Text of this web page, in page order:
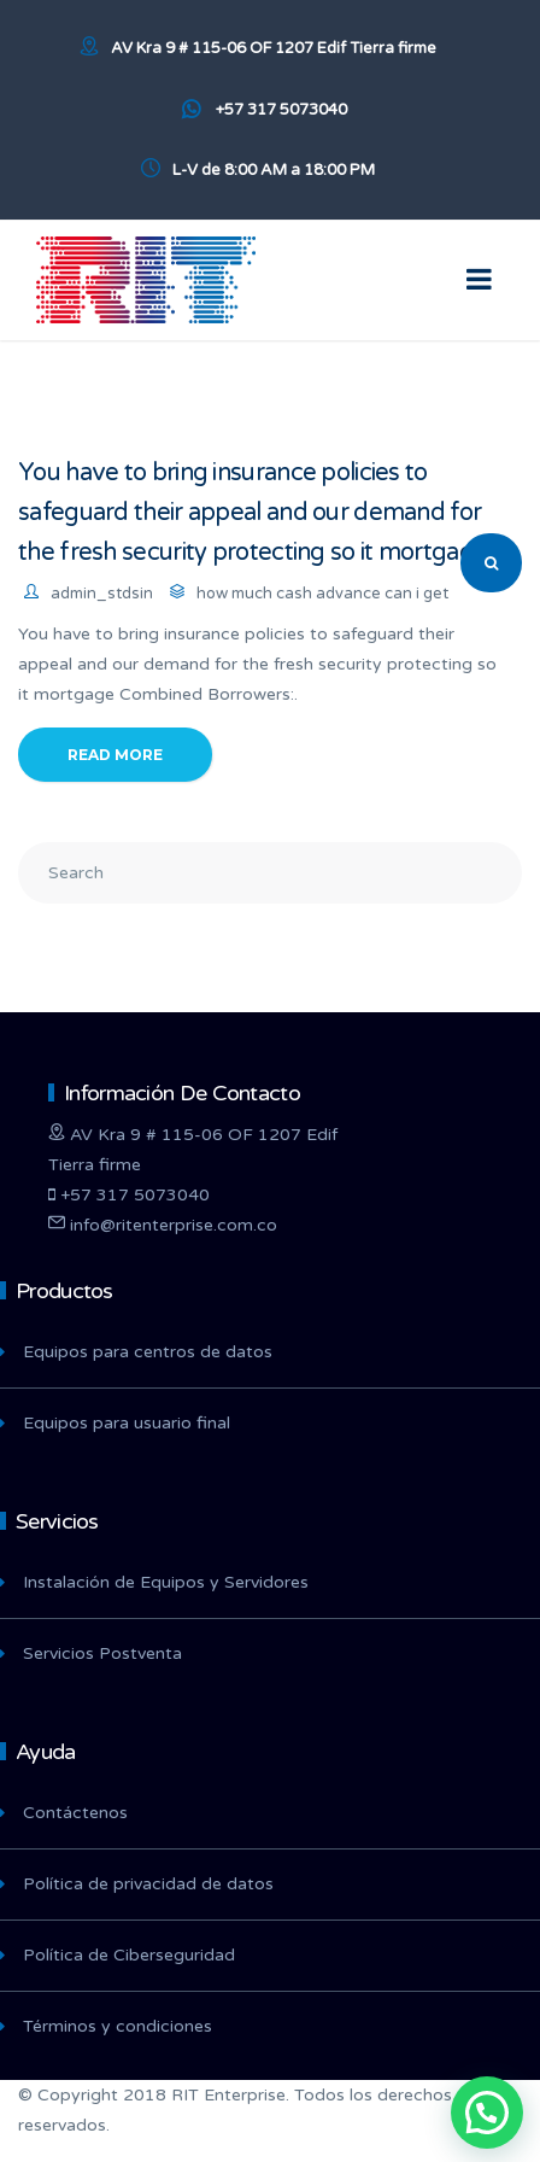
AV Kra 9 # 115-06 OF 1207 Edif Tierra firme
+57 317 5073040
L-V de 8:00 AM a 18:00 PM
You have to bring insurance policies to
safeguard their appeal and our demand for
the fresh security protecting so it mortgage
admin_stdsin how much cash advance can i get
You have to bring insurance policies to safeguard their
appeal and our demand for the fresh security protecting so
it mortgage Combined Borrowers:.
READ MORE
Información De Contacto
AV Kra 9 # 115-06 OF 1207 Edif
Tierra firme
+57 317 5073040
info@ritenterprise.com.co
Productos
Equipos para centros de datos
Equipos para usuario final
Servicios
Instalación de Equipos y Servidores
Servicios Postventa
Ayuda
Contáctenos
Política de privacidad de datos
Política de Ciberseguridad
Términos y condiciones
© Copyright 2018 RIT Enterprise. Todos los derechos
reservados.